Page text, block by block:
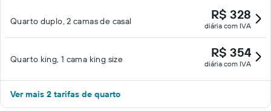
Quarto duplo, 2 camas de casal R$ 328
diária com IVA
Quarto king, 1 cama king size R$ 354
diária com IVA
Ver mais 2 tarifas de quarto